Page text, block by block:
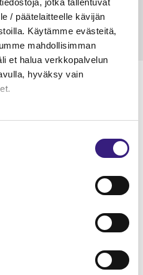
jotka tallentuvat
/ päätelaitteelle kävijän
Käytämme evästeitä,
mahdollisimman
et halua verkkopalvelun
hyväksy vain